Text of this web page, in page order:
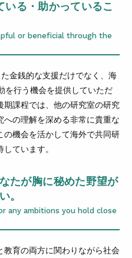
る・助かっているこ
or beneficial through the
金銭的な支援だけでなく、海
を行う機会を提供していただ
課程では、他の研究室の研究
の理解を深める非常に貴重な
機会を活かして海外で共同研
ています。
たが胸に秘めた野望が
。
any ambitions you hold close
育の両方に関わりながら社会